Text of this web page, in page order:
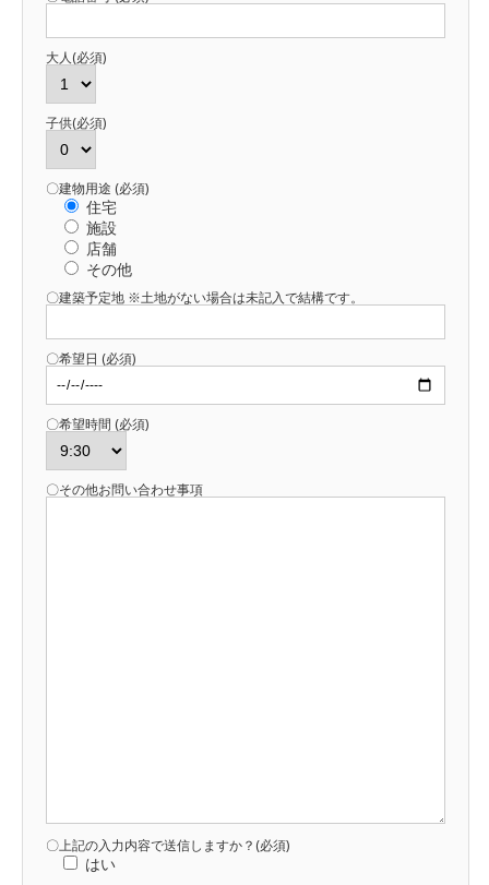
大人(必須)
子供(必須)
〇建物用途 (必須)
住宅
施設
店舗
その他
〇建築予定地 ※土地がない場合は未記入で結構です。
〇希望日 (必須)
〇希望時間 (必須)
〇その他お問い合わせ事項
〇上記の入力内容で送信しますか？(必須)
はい